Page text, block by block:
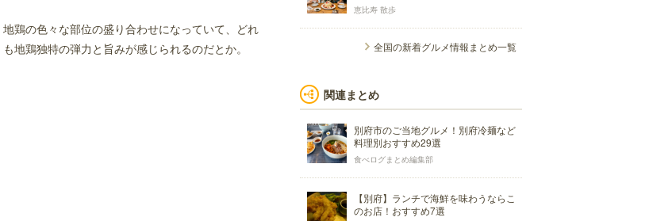
地鶏の色々な部位の盛り合わせになっていて、どれ
も地鶏独特の弾力と旨みが感じられるのだとか。
恵比寿 散歩
全国の新着グルメ情報まとめ一覧
関連まとめ
別府市のご当地グルメ！別府冷麺など
料理別おすすめ29選
食べログまとめ編集部
【別府】ランチで海鮮を味わうならこ
のお店！おすすめ7選